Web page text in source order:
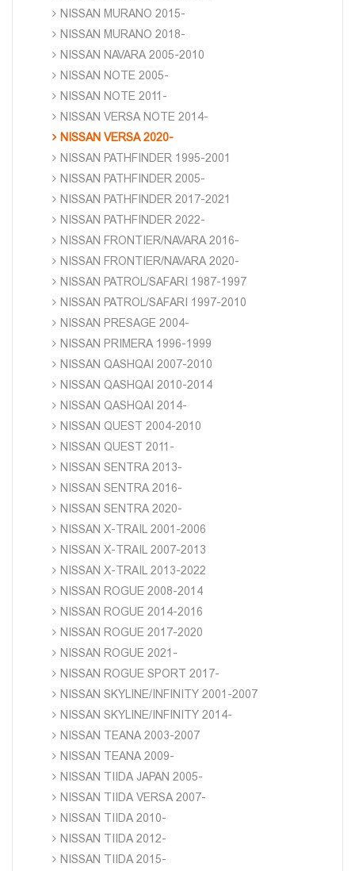
NISSAN MURANO 2015-
NISSAN MURANO 2018-
NISSAN NAVARA 2005-2010
NISSAN NOTE 2005-
NISSAN NOTE 2011-
NISSAN VERSA NOTE 2014-
NISSAN VERSA 2020-
NISSAN PATHFINDER 1995-2001
NISSAN PATHFINDER 2005-
NISSAN PATHFINDER 2017-2021
NISSAN PATHFINDER 2022-
NISSAN FRONTIER/NAVARA 2016-
NISSAN FRONTIER/NAVARA 2020-
NISSAN PATROL/SAFARI 1987-1997
NISSAN PATROL/SAFARI 1997-2010
NISSAN PRESAGE 2004-
NISSAN PRIMERA 1996-1999
NISSAN QASHQAI 2007-2010
NISSAN QASHQAI 2010-2014
NISSAN QASHQAI 2014-
NISSAN QUEST 2004-2010
NISSAN QUEST 2011-
NISSAN SENTRA 2013-
NISSAN SENTRA 2016-
NISSAN SENTRA 2020-
NISSAN X-TRAIL 2001-2006
NISSAN X-TRAIL 2007-2013
NISSAN X-TRAIL 2013-2022
NISSAN ROGUE 2008-2014
NISSAN ROGUE 2014-2016
NISSAN ROGUE 2017-2020
NISSAN ROGUE 2021-
NISSAN ROGUE SPORT 2017-
NISSAN SKYLINE/INFINITY 2001-2007
NISSAN SKYLINE/INFINITY 2014-
NISSAN TEANA 2003-2007
NISSAN TEANA 2009-
NISSAN TIIDA JAPAN 2005-
NISSAN TIIDA VERSA 2007-
NISSAN TIIDA 2010-
NISSAN TIIDA 2012-
NISSAN TIIDA 2015-